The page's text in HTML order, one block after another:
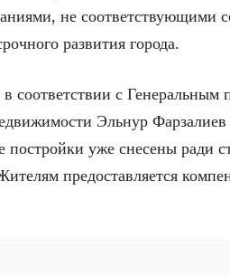
не соответствующими
развития города.
в соответствии с
Эльнур
уже снесены ради
предоставляется